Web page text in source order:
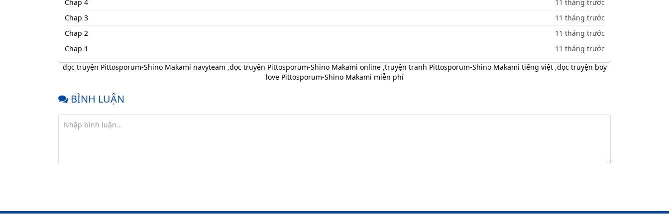
Chap 4
11 tháng trước
Chap 3
11 tháng trước
Chap 2
11 tháng trước
Chap 1
11 tháng trước
đọc truyện Pittosporum-Shino Makami navyteam ,đọc truyện Pittosporum-Shino Makami online,truyện tranh Pittosporum-Shino Makami tiếng việt,đọc truyện boy
love Pittosporum-Shino Makami miễn phí
BÌNH LUẬN